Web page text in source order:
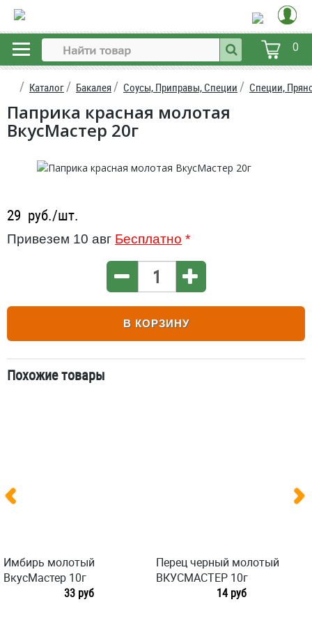
0
Каталог Бакалея Соусы, Приправы, Специи Специи,
Паприка красная молотая
ВкусМастер 20г
29 руб./шт.
Привезем 10 авг Бесплатно *
В КОРЗИНУ
Похожие товары
Имбирь молотый
ВкусМастер 10г
33 руб
Перец черный молотый
ВКУСМАСТЕР 10г
14 руб